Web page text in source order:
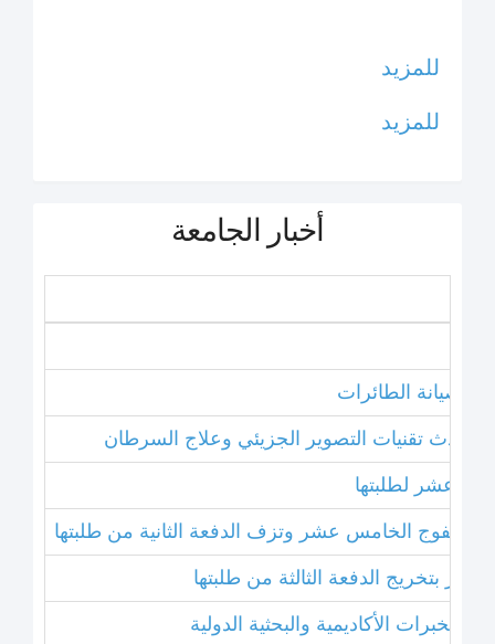
للمزيد
للمزيد
أخبار الجامعة
صيانة الطائرات
أحدث تقنيات التصوير الجزيئي وعلاج السرطان
عشر لطلبتها
الفوج الخامس عشر وتزف الدفعة الثانية من طلبتها
بتخريج الدفعة الثالثة من طلبتها